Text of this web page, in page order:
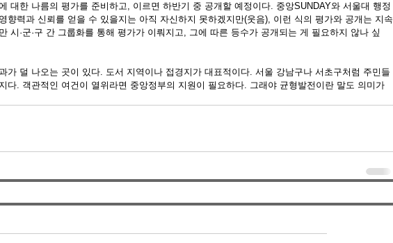
한 나름의 평가를 준비하고, 이르면 하반기 중 공개할 예정이다. 중앙SUNDAY와 서울대 행정
향력과 신뢰를 얻을 수 있을지는 아직 자신하지 못하겠지만(웃음), 이런 식의 평가와 공개는 지속
시·군·구 간 그룹화를 통해 평가가 이뤄지고, 그에 따른 등수가 공개되는 게 필요하지 않나 싶
덜 나오는 곳이 있다. 도서 지역이나 접경지가 대표적이다. 서울 강남구나 서초구처럼 주민들
다. 객관적인 여건이 열위라면 중앙정부의 지원이 필요하다. 그래야 균형발전이란 말도 의미가